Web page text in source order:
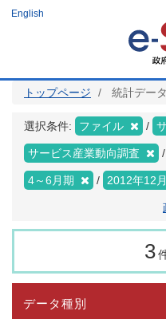
ツ
English
トップページ 統計デー
選択条件: ファイル
サービス産業動向調査
4～6月期 2012年12
3
データ種別